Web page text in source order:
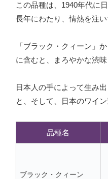
この品種は、1940年代に
長年にわたり、情熱を注
「ブラック・クィーン」
に含むと、まろやかな渋
日本人の手によって生み
と、そして、日本のワイ
品種名
ブラック・クィーン